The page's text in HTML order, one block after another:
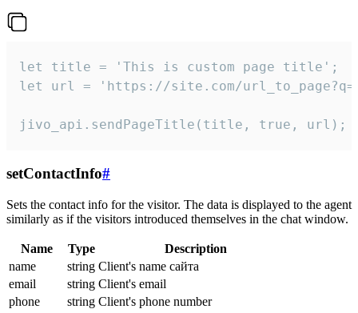
let title = 'This is custom page title';
let url = 'https://site.com/
jivo_api.sendPageTitle(title, true, url);
setContactInfo#
Sets the contact info for the visitor. The data is displayed to the agent
similarly as if the visitors introduced themselves in the chat window.
Name Type
Description
name
string Client's name сайта
email
string Client's email
phone
string Client's phone number